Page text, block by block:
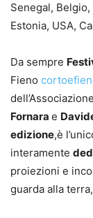
Senegal,
Estonia, USA,
Da sempre
Fieno
dell’Associazione
Fornara e
edizione,è
interamente
proiezioni e
guarda alla